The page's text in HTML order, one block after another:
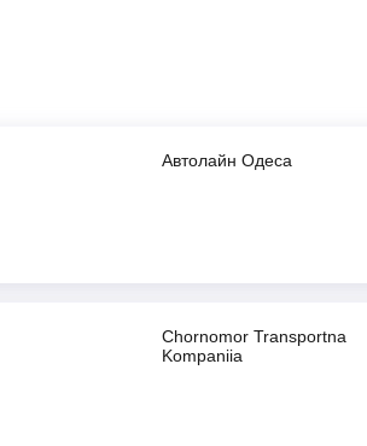
Автолайн Одеса
Chornomor Transportna
Kompaniia